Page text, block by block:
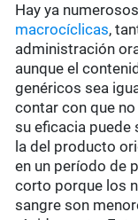
Hay ya
macrocíclicas,
administración
aunque el
genéricos sea
contar con que
su eficacia puede
la del producto
en un período de
corto porque los
sangre son